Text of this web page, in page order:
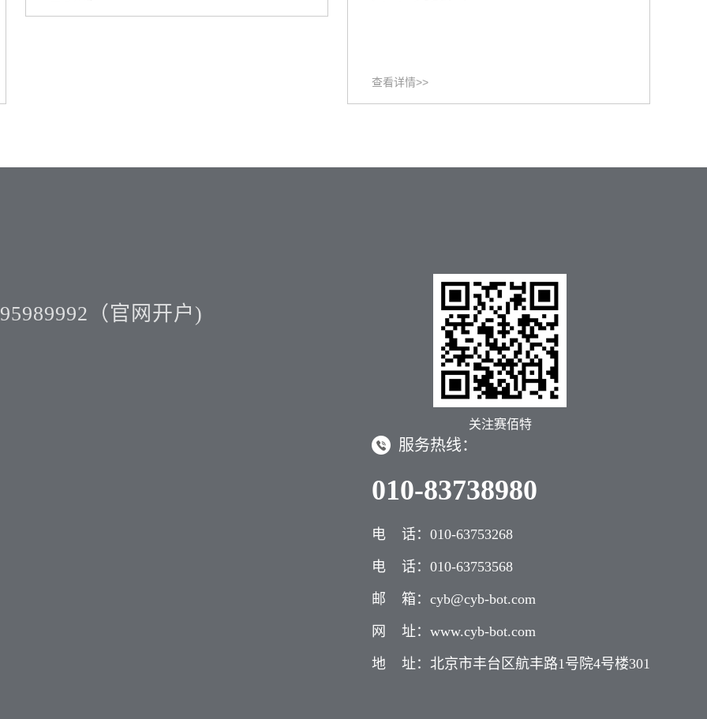
包装袋材质：麻袋、编织袋、塑料膜、复合
查看详情>>
（官网开户)
关注赛佰特
服务热线：
010-83738980
电 话：010-63753268
电 话：010-63753568
邮 箱：cyb@cyb-bot.com
网 址：www.cyb-bot.com
地 址：北京市丰台区航丰路1号院4号楼301